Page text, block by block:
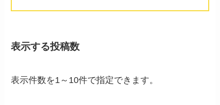
表示する投稿数
表示件数を1～10件で指定できます。